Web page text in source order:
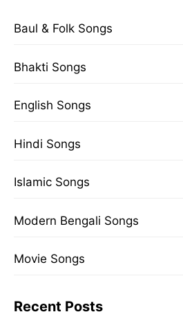
Baul & Folk Songs
Bhakti Songs
English Songs
Hindi Songs
Islamic Songs
Modern Bengali Songs
Movie Songs
Recent Posts